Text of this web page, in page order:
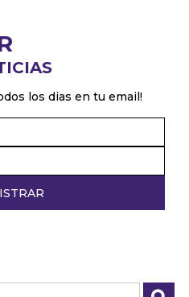
los dias en tu email!